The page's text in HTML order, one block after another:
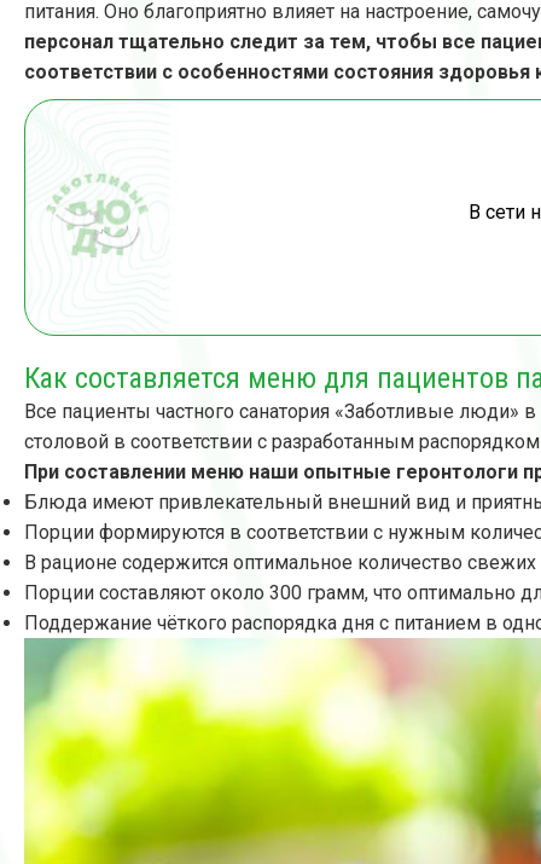
питания. Оно благоприятно влияет на настроение,
персонал тщательно следит за тем, чтобы все
соответствии с особенностями состояния
В сети
Как составляется меню для пациентов
Все пациенты частного санатория «Заботливые люди»
столовой в соответствии с разработанным
При составлении меню наши опытные геронтологи
Блюда имеют привлекательный внешний вид и
Порции формируются в соответствии с нужным
В рационе содержится оптимальное количество
Порции составляют около 300 грамм, что оптимально
Поддержание чёткого распорядка дня с питанием в